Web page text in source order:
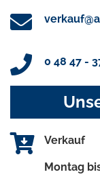
0 48 47 -
Verkauf
Montag